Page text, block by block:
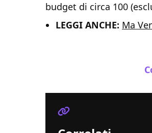
budget di circa 100
LEGGI ANCHE: Ma